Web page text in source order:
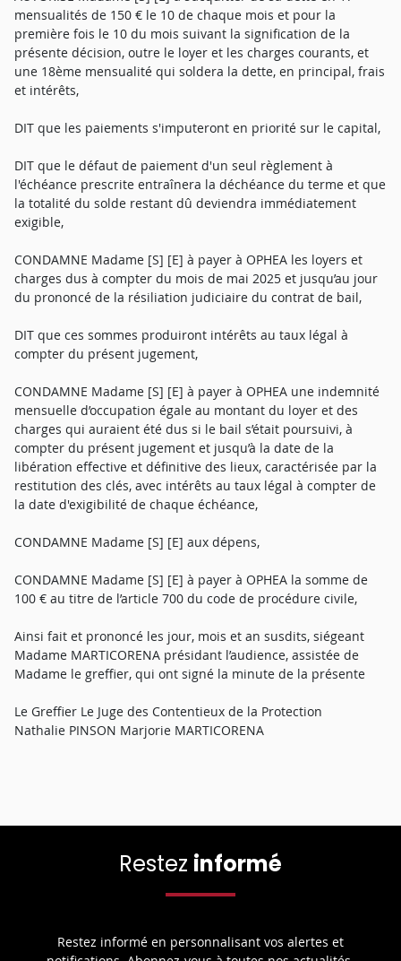
mensualités de 150 € le 10 de chaque mois et pour la
première fois le 10 du mois suivant la signification de la
présente décision, outre le loyer et les charges courants, et
une 18ème mensualité qui soldera la dette, en principal, frais
et intérêts,
DIT que les paiements s'imputeront en priorité sur le capital,
DIT que le défaut de paiement d'un seul règlement à
l'échéance prescrite entraînera la déchéance du terme et que
la totalité du solde restant dû deviendra immédiatement
exigible,
CONDAMNE Madame [S] [E] à payer à OPHEA les loyers et
charges dus à compter du mois de mai 2025 et jusqu’au jour
du prononcé de la résiliation judiciaire du contrat de bail,
DIT que ces sommes produiront intérêts au taux légal à
compter du présent jugement,
CONDAMNE Madame [S] [E] à payer à OPHEA une indemnité
mensuelle d’occupation égale au montant du loyer et des
charges qui auraient été dus si le bail s’était poursuivi, à
compter du présent jugement et jusqu’à la date de la
libération effective et définitive des lieux, caractérisée par la
restitution des clés, avec intérêts au taux légal à compter de
la date d'exigibilité de chaque échéance,
CONDAMNE Madame [S] [E] aux dépens,
CONDAMNE Madame [S] [E] à payer à OPHEA la somme de
100 € au titre de l’article 700 du code de procédure civile,
Ainsi fait et prononcé les jour, mois et an susdits, siégeant
Madame MARTICORENA présidant l’audience, assistée de
Madame le greffier, qui ont signé la minute de la présente
Le Greffier Le Juge des Contentieux de la Protection
Nathalie PINSON Marjorie MARTICORENA
Restez informé
Restez informé en personnalisant vos alertes et